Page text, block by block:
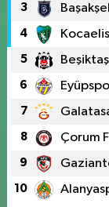
3
4
5 Beşiktaş
6
7
8 Çorum
9
10